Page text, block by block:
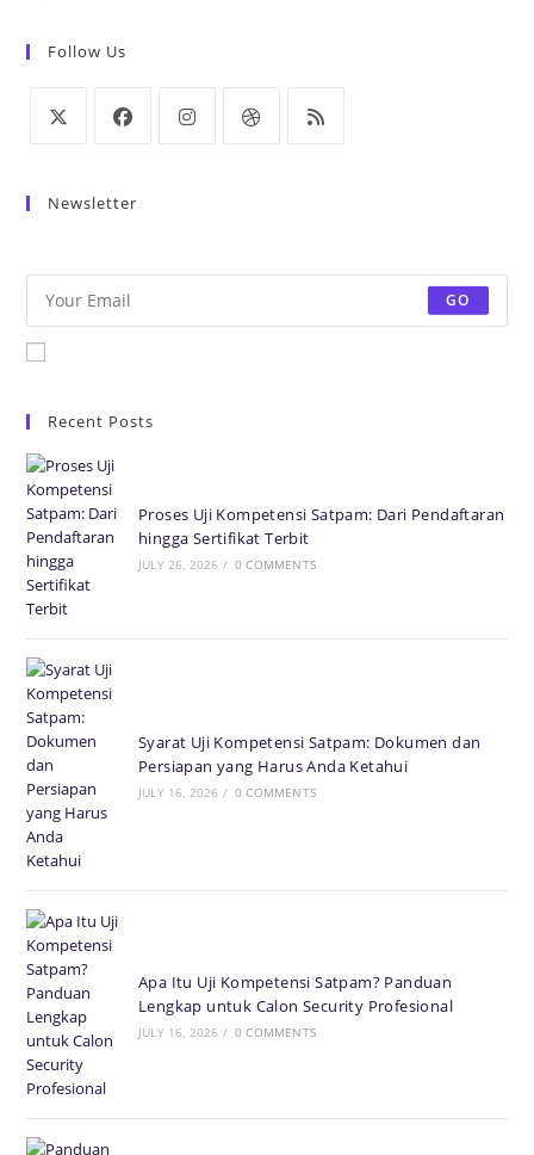
Follow Us
Newsletter
GO
Recent Posts
Proses Uji Kompetensi Satpam: Dari Pendaftaran
hingga Sertifikat Terbit
JULY 26, 2026 / 0 COMMENTS
Syarat Uji Kompetensi Satpam: Dokumen dan
Persiapan yang Harus Anda Ketahui
JULY 16, 2026 / 0 COMMENTS
Apa Itu Uji Kompetensi Satpam? Panduan
Lengkap untuk Calon Security Profesional
JULY 16, 2026 / 0 COMMENTS